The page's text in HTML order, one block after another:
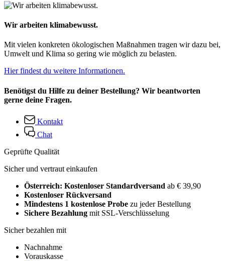
Wir arbeiten klimabewusst.
Mit vielen konkreten ökologischen Maßnahmen tragen wir dazu bei,
Umwelt und Klima so gering wie möglich zu belasten.
Hier findest du weitere Informationen.
Benötigst du Hilfe zu deiner Bestellung? Wir beantworten
gerne deine Fragen.
Kontakt
Chat
Geprüfte Qualität
Sicher und vertraut einkaufen
Österreich: Kostenloser Standardversand ab € 39,90
Kostenloser Rückversand
Mindestens 1 kostenlose Probe zu jeder Bestellung
Sichere Bezahlung mit SSL-Verschlüsselung
Sicher bezahlen mit
Nachnahme
Vorauskasse